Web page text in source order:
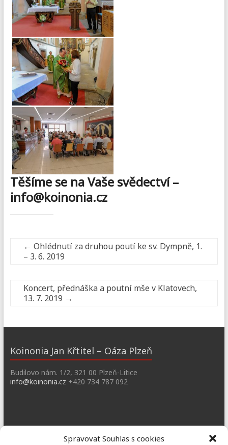
Spravovat Souhlas s cookies
Těšíme se na Vaše svědectví –
info@koinonia.cz
← Ohlédnutí za druhou poutí ke sv. Dympně, 1.
– 3. 6. 2019
Koncert, přednáška a poutní mše v Klatovech,
13. 7. 2019 →
Koinonia Jan Křtitel – Oáza Plzeň
Budilovo nám. 1/2, 321 00 Plzeň-Litice
info@koinonia.cz +420 734 787 092